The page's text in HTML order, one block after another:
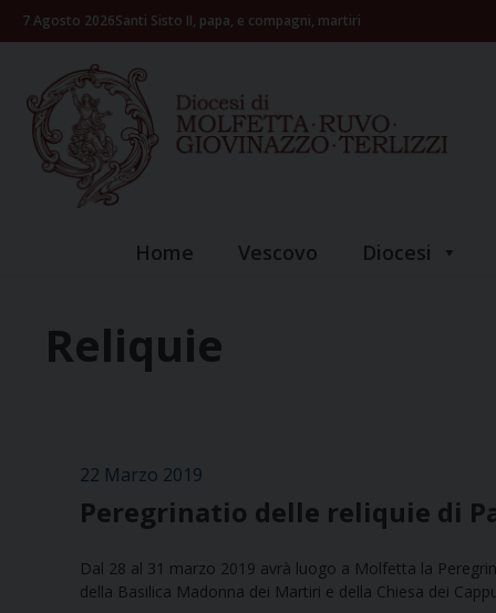
Skip7 Agosto 2026Santi Sisto II, papa, e compagni, martiri
Home Vescovo Diocesi
Reliquie
22 Marzo 2019
Peregrinatio delle reliquie di
Dal 28 al 31 marzo 2019 avrà luogo a Molfetta la
della Basilica Madonna dei Martiri e della Chiesa dei